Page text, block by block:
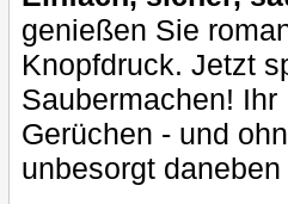
genießen Sie
Knopfdruck. Jetzt
Saubermachen!
Gerüchen - und
unbesorgt